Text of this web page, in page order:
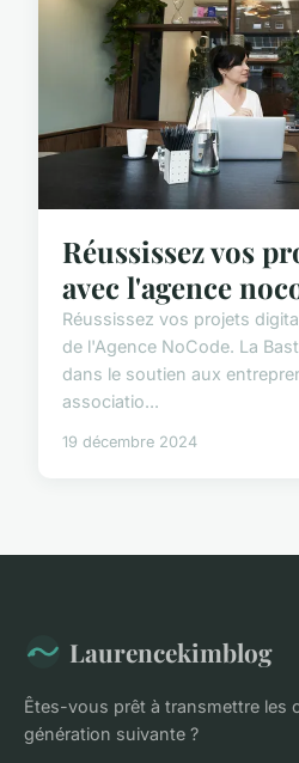
Réussissez vos
avec l'agence
Réussissez vos projets
de l'Agence NoCode. La
dans le soutien aux
associatio...
19 décembre 2024
Laurencekimblog
Êtes-vous prêt à transmettre les
génération suivante ?